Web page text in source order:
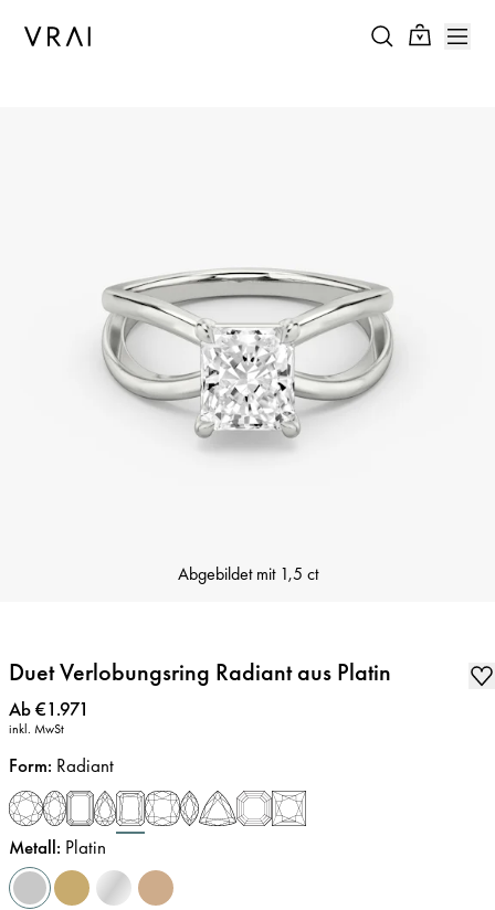
Abgebildet mit 1,5 ct
Duet Verlobungsring Radiant aus Platin
Preis:
Ab €1.971
inkl. MwSt
Form: Radiant
Metall: Platin